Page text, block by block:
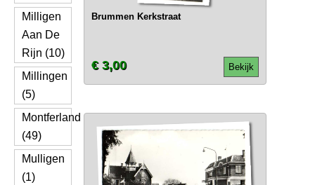
Milligen
Aan De
Rijn (10)
Millingen
(5)
Montferland
(49)
Mulligen
(1)
Brummen Kerkstraat
Bekijk
€ 3,00